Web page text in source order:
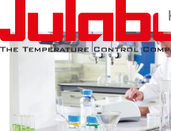
Перейти к основному